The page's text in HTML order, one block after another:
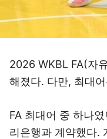
2026 WKBL FA(자
해졌다. 다만, 최대
FA 최대어 중 하나
리은행과 계약했다.